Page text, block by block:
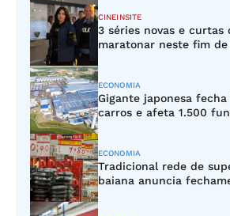
CINEINSITE
3 séries novas e curtas
maratonar neste fim de
ECONOMIA
Gigante japonesa
carros e afeta 1.500
ECONOMIA
Tradicional rede de
baiana anuncia